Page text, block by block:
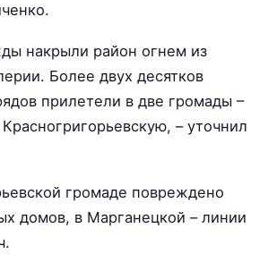
накрыли район огнем из
Более двух десятков
прилетели в две громады –
– уточнил
громаде повреждено
домов, в Марганецкой – линии